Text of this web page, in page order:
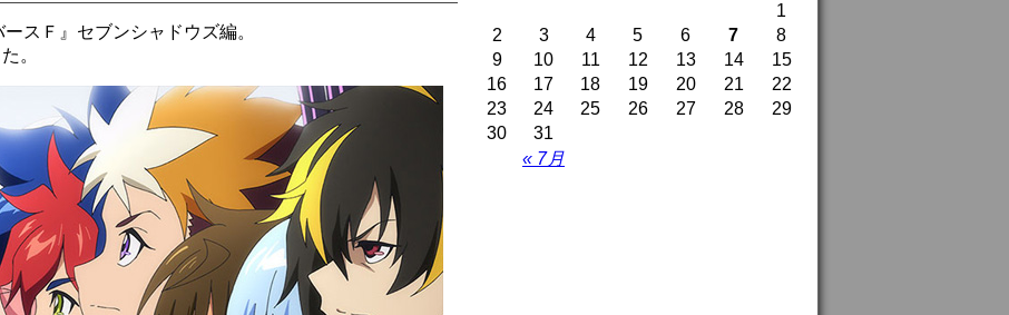
スＦ』セブンシャドウズ編。
。
« 7月
1
2
3 4 5 6 7
8
9
10 11 12 13 14
15
16
17 18 19 20 21
22
23
24 25 26 27 28
29
30
31